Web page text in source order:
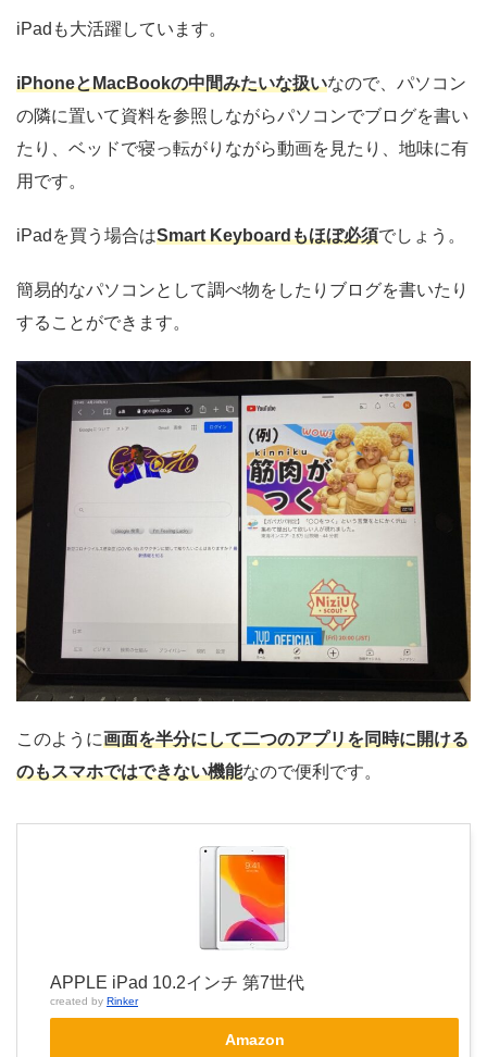
iPadも大活躍しています。
iPhoneとMacBookの中間みたいな扱いなので、パソコン
の隣に置いて資料を参照しながらパソコンでブログを書い
たり、ベッドで寝っ転がりながら動画を見たり、地味に有
用です。
iPadを買う場合はSmart Keyboardもほぼ必須でしょう。
簡易的なパソコンとして調べ物をしたりブログを書いたり
することができます。
このように画面を半分にして二つのアプリを同時に開ける
のもスマホではできない機能なので便利です。
APPLE iPad 10.2インチ 第7世代
created by Rinker
Amazon